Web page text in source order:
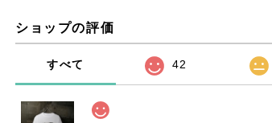
ショップの評価
すべて 42